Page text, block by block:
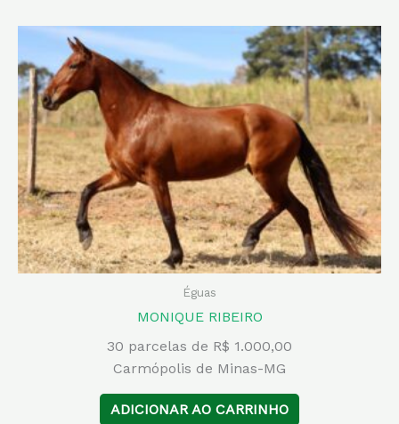
Éguas
MONIQUE RIBEIRO
30 parcelas de R$ 1.000,00
Carmópolis de Minas-MG
ADICIONAR AO CARRINHO